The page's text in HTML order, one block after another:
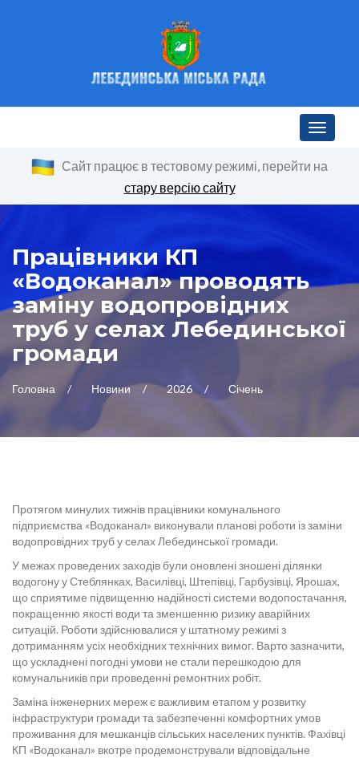
Toggle
Сайт працює в тестовому режимі, перейти на
стару версію сайту
Працівники КП
«Водоканал» проводять
заміну водопровідних
труб у селах Лебединської
громади
Головна Новини 2026 Січень
Протягом минулих тижнів працівники комунального
підприємства «Водоканал» виконували планові роботи із заміни
водопровідних труб у селах Лебединської громади.
У межах проведених заходів були оновлені зношені ділянки
водогону у Стеблянках, Василівці, Штепівці, Гарбузівці, Ярошах,
що сприятиме підвищенню надійності системи водопостачання,
покращенню якості води та зменшенню ризику аварійних
ситуацій. Роботи здійснювалися у штатному режимі з
дотриманням усіх необхідних технічних вимог. Варто зазначити,
що ускладнені погодні умови не стали перешкодою для
комунальників при проведенні ремонтних робіт.
Заміна інженерних мереж є важливим етапом у розвитку
інфраструктури громади та забезпеченні комфортних умов
проживання для мешканців сільських населених пунктів. Фахівці
КП «Водоканал» вкотре продемонстрували відповідальне